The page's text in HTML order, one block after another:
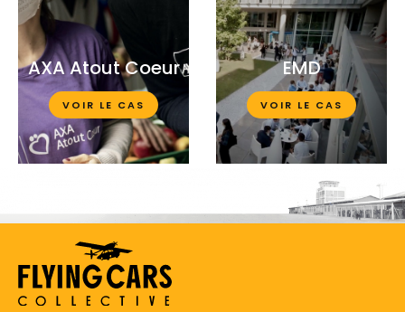
AXA Atout Coeur
VOIR LE CAS
EMD
VOIR LE CAS